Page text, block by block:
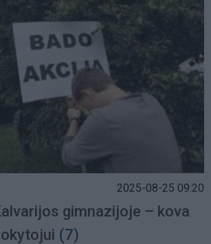
2025-08-25 09:20
gimnazijoje – kova
(7)